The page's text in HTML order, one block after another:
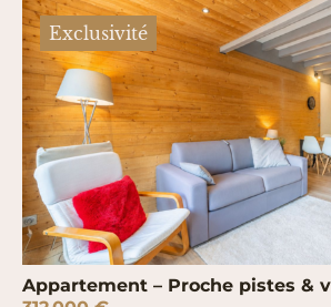
Exclusivité
Appartement – Proche pistes &